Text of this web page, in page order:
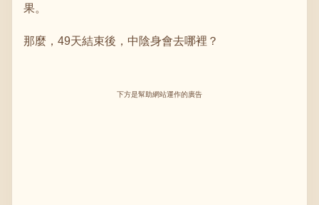
果。
那麼，49天結束後，中陰身會去哪裡？
下方是幫助網站運作的廣告